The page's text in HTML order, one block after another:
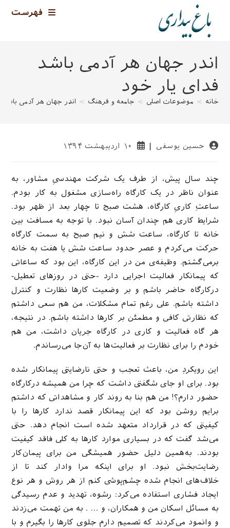
فهرست
اندر جهان هر آدمی باشد
فدای یار خود
خانه > موضوعات اصلی > جامعه و فرهنگ > اندر جهان هر آدمی
نویسندهٔحسین یوسفی
نوشته
است:
۱۰ اردیبهشت ۱۳۹۴
چند سال پیش، از طرف یک شرکت مهندسیِ مشاور، به
عنوان ناظر در یک کارگاه راه‌سازی مشغول به کار بودم.
ساعتِ کاریِ کارگاه، هشت صبح تا چهار بعد از ظهر بود.
شرایط کاری هم چندان آسان نبود. با توجه به مسافت بین
خانه تا کارگاه، ساعت شش و نیم صبح به سمت کارگاه
حرکت می‌کردم و عصر حدود ساعت شش یا هفت به خانه
برمی‌گشتم. وظیفه‌‌ی من در این کارگاه، این بود که ساعاتی
که پیمانکار فعالیت اجرایی دارد -حتی در روزهای تعطیل-
درکارگاه حاضر باشم و بر وضعیت کارها نظارت و کنترل
داشته باشم. علی رغم تمام مشکلات، من هم سعی داشتم
که نظارتی کافی و مطمئن بر کارها داشته باشم. در نتیجه،
هر گاه فعالیت و کاری در کارگاه جریان داشت، من هم
خودم را برای نظارت بر فعالیت‌ها به آن‌جا می‌رساندم.
این رویکردِ من، باعث تعجب و حتی نارضایتی پیمانکار شده
بود. برای او جای شگفتی داشت که چرا من همیشه درکارگاه
حضور دارم؟! من هم بنا به روند کار و مشاهداتی که داشتم
برایم روشن بود که این پیمانکار قصد ندارد کارها را با
کیفیتی که در قرارداد متعهد شده است انجام دهد. حتی
می‌شد گفت که در بسیاری موارد کارها به کلی فاقد کیفیت
بودند. به‌همین دلیل حضور همیشگی من برای پیمان‌کار
رضایت‌بخش نبود. او برای اینکه مرا وادار کند تا از
خلاف‌های انجام شده چشم‌پوشی کنم از هر روش و هر نوع
ایجاد فشاری استفاده می‌کرد: رشوه، تهدید و عدم رسیدگی
به مسائل اسکان من و همکاران، و … . به من تهمت می‌زدند
و وانمود می‌کردند که تصمیم دارم جلوی کارها را بگیرم و با